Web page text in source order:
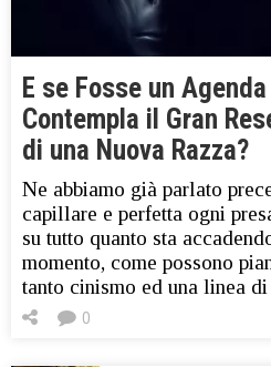
E se Fosse un
Contempla il Gran
di una Nuova Razza?
Ne abbiamo già parlato
capillare e perfetta ogni
su tutto quanto sta
momento, come possono
tanto cinismo ed una linea
0